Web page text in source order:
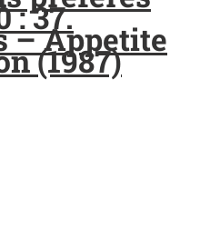
: 37.
– Appetite
(1987)